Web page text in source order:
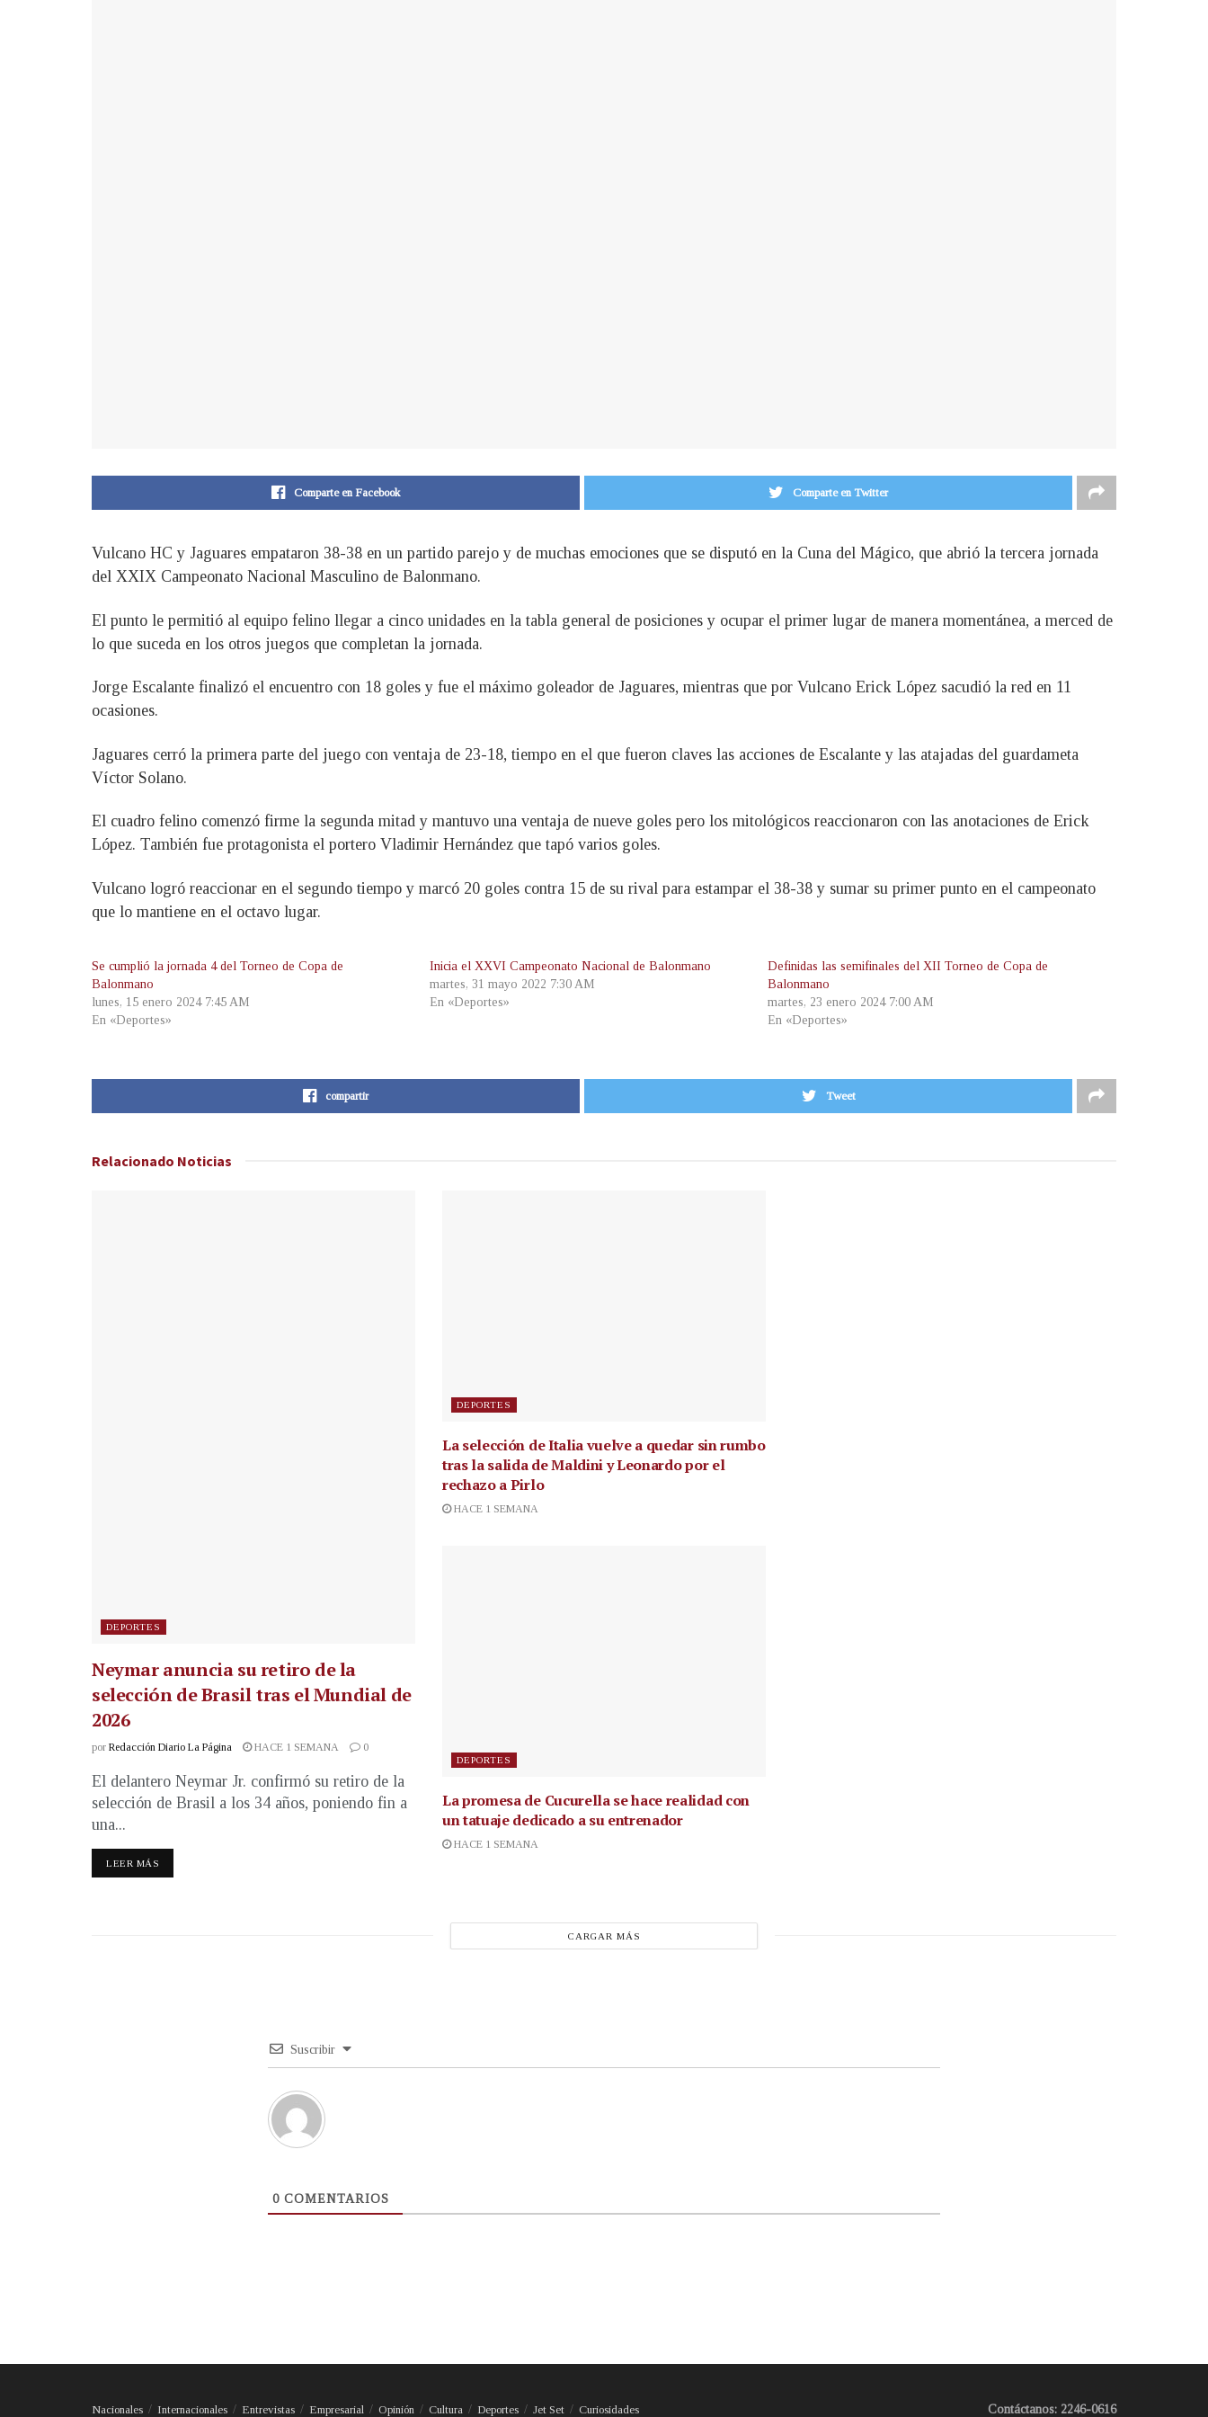
Comparte en Facebook Comparte en Twitter
Vulcano HC y Jaguares empataron 38-38 en un partido parejo y de muchas emociones que se disputó en la Cuna del Mágico, que abrió la tercera jornada
del XXIX Campeonato Nacional Masculino de Balonmano.
El punto le permitió al equipo felino llegar a cinco unidades en la tabla general de posiciones y ocupar el primer lugar de manera momentánea, a merced de
lo que suceda en los otros juegos que completan la jornada.
Jorge Escalante finalizó el encuentro con 18 goles y fue el máximo goleador de Jaguares, mientras que por Vulcano Erick López sacudió la red en 11
ocasiones.
Jaguares cerró la primera parte del juego con ventaja de 23-18, tiempo en el que fueron claves las acciones de Escalante y las atajadas del guardameta
Víctor Solano.
El cuadro felino comenzó firme la segunda mitad y mantuvo una ventaja de nueve goles pero los mitológicos reaccionaron con las anotaciones de Erick
López. También fue protagonista el portero Vladimir Hernández que tapó varios goles.
Vulcano logró reaccionar en el segundo tiempo y marcó 20 goles contra 15 de su rival para estampar el 38-38 y sumar su primer punto en el campeonato
que lo mantiene en el octavo lugar.
Se cumplió la jornada 4 del Torneo de Copa de
Balonmano
lunes, 15 enero 2024 7:45 AM
En «Deportes»
Inicia el XXVI Campeonato Nacional de Balonmano
martes, 31 mayo 2022 7:30 AM
En «Deportes»
Definidas las semifinales del XII Torneo de Copa de
Balonmano
martes, 23 enero 2024 7:00 AM
En «Deportes»
compartir Tweet
Relacionado Noticias
DEPORTES
Neymar anuncia su retiro de la
selección de Brasil tras el Mundial de
2026
por Redacción Diario La Página HACE 1 SEMANA 0
El delantero Neymar Jr. confirmó su retiro de la
selección de Brasil a los 34 años, poniendo fin a
una...
LEER MÁS
DEPORTES
La selección de Italia vuelve a quedar sin rumbo
tras la salida de Maldini y Leonardo por el
rechazo a Pirlo
HACE 1 SEMANA
DEPORTES
La promesa de Cucurella se hace realidad con
un tatuaje dedicado a su entrenador
HACE 1 SEMANA
CARGAR MÁS
Suscribir
0 COMENTARIOS
Nacionales Internacionales Entrevistas Empresarial Opinión Cultura Deportes Jet Set Curiosidades Contáctanos: 2246-0616